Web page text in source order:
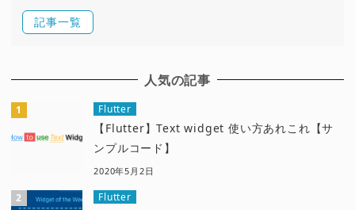
記事一覧
人気の記事
Flutter
【Flutter】Text widget 使い方あれこれ【サ
ンプルコード】
2020年5月2日
Flutter